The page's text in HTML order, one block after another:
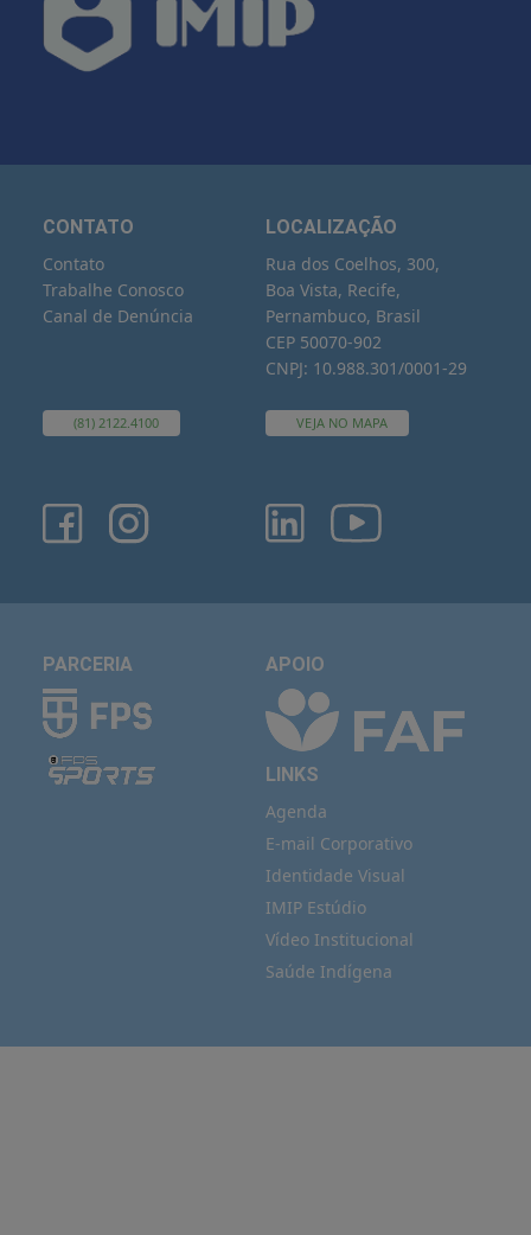
CONTATO
Contato
Trabalhe Conosco
Canal de Denúncia
(81) 2122.4100
LOCALIZAÇÃO
Rua dos Coelhos, 300,
Boa Vista, Recife,
Pernambuco, Brasil
CEP 50070-902
CNPJ: 10.988.301/0001-29
VEJA NO MAPA
PARCERIA APOIO
LINKS
Agenda
E-mail Corporativo
Identidade Visual
IMIP Estúdio
Vídeo Institucional
Saúde Indígena